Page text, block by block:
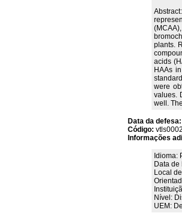
plants.
acids
HAAs
were
values.
well.
Data da defesa:
Código:
Informações
Idioma:
Data de
Local
Nível:
UEM: